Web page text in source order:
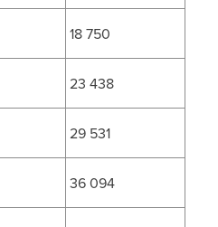
18 750
23 438
29 531
36 094